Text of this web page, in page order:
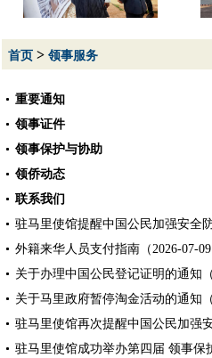
首页 > 领事服务
重要通知
领事证件
领事保护与协助
领侨动态
联系我们
驻马里使馆提醒中国公民加强安全
外籍来华人员支付指南（2026-07-
关于办理中国公民登记证明的通知
关于马里政府暂停淘金活动的通知
驻马里使馆再次提醒中国公民加强
驻马里使馆成功举办第四届 领事保